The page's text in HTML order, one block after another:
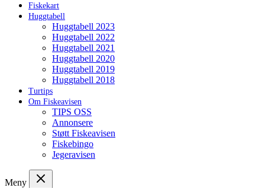
Fiskekart
Huggtabell
Huggtabell 2023
Huggtabell 2022
Huggtabell 2021
Huggtabell 2020
Huggtabell 2019
Huggtabell 2018
Turtips
Om Fiskeavisen
TIPS OSS
Annonsere
Støtt Fiskeavisen
Fiskebingo
Jegeravisen
Meny